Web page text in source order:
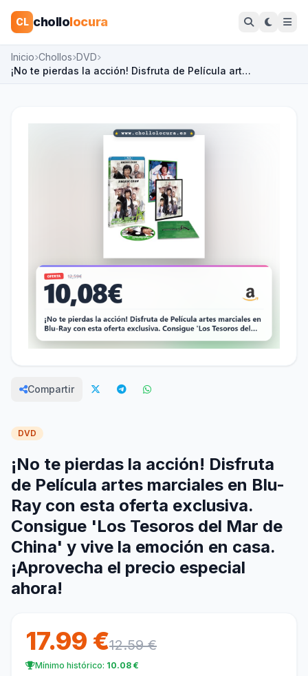
CL chollolocura
Inicio Chollos DVD
¡No te pierdas la acción! Disfruta de Película art…
Compartir
DVD
¡No te pierdas la acción! Disfruta
de Película artes marciales en Blu-
Ray con esta oferta exclusiva.
Consigue 'Los Tesoros del Mar de
China' y vive la emoción en casa.
¡Aprovecha el precio especial
ahora!
17.99 €12.59 €
Mínimo histórico: 10.08 €